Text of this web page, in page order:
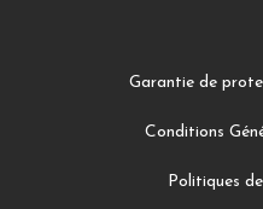
Garantie de
Conditions
Politiques